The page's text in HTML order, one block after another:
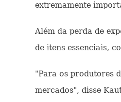
extremamente
Além da perda de
de itens essenciais,
"Para os produtores
mercados", disse